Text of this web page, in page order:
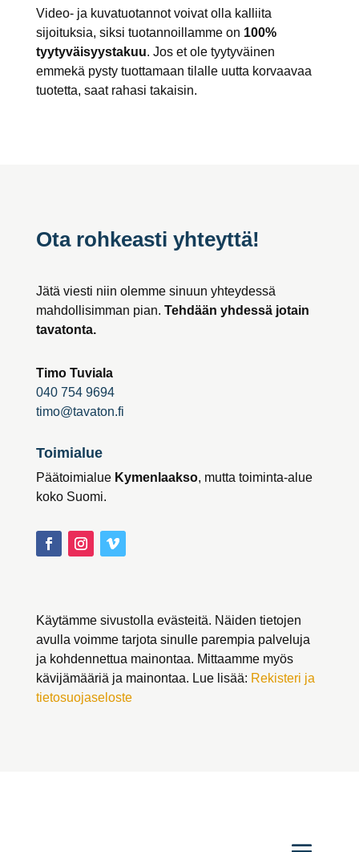
Video- ja kuvatuotannot voivat olla kalliita
sijoituksia, siksi tuotannoillamme on 100%
tyytyväisyystakuu. Jos et ole tyytyväinen
emmekä pysty tuottamaan tilalle uutta korvaavaa
tuotetta, saat rahasi takaisin.
Ota rohkeasti yhteyttä!
Jätä viesti niin olemme sinuun yhteydessä
mahdollisimman pian. Tehdään yhdessä jotain
tavatonta.
Timo Tuviala
040 754 9694
timo@tavaton.fi
Toimialue
Päätoimialue Kymenlaakso, mutta toiminta-alue
koko Suomi.
Käytämme sivustolla evästeitä. Näiden tietojen
avulla voimme tarjota sinulle parempia palveluja
ja kohdennettua mainontaa. Mittaamme myös
kävijämääriä ja mainontaa. Lue lisää: Rekisteri ja
tietosuojaseloste